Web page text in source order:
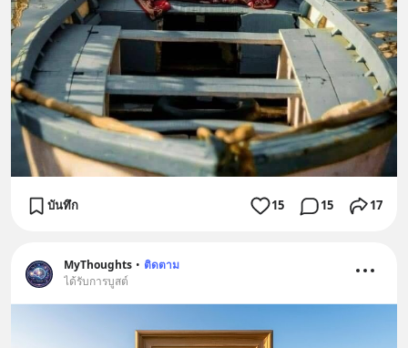
บันทึก 15 15 17
MyThoughts • ติดตาม
ได้รับการบูสต์